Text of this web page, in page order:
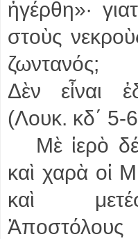
ἠγέρθη»·
στοὺς
ζωντανός;
Δὲν εἶναι
(Λουκ. κδ΄ 5-
Μὲ ἱερὸ
καὶ χαρὰ οἱ
καὶ